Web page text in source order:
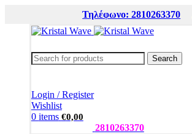
Τηλέφωνο: 2810263370
Search
Login / Register
Wishlist
0 items €0,00
2810263370